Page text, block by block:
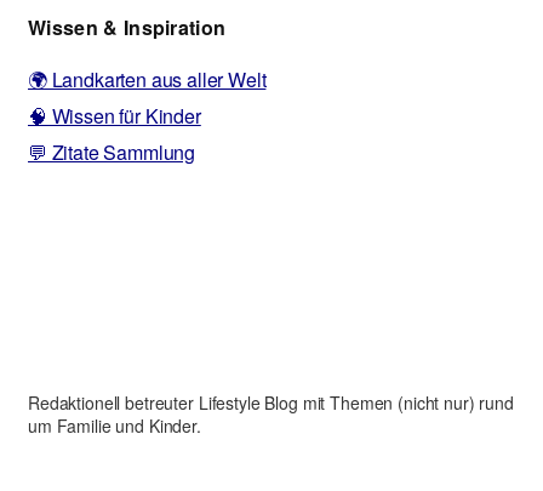
Wissen & Inspiration
🌍 Landkarten aus aller Welt
🧠 Wissen für Kinder
💬 Zitate Sammlung
Redaktionell betreuter Lifestyle Blog mit Themen (nicht nur) rund
um Familie und Kinder.